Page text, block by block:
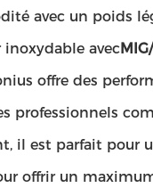
avec un poids
avec
offre des
professionnels
il est parfait pour
offrir un